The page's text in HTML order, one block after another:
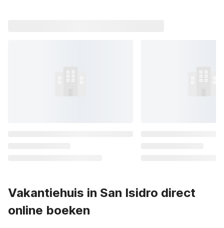
Vakantiehuis in San Isidro direct
online boeken